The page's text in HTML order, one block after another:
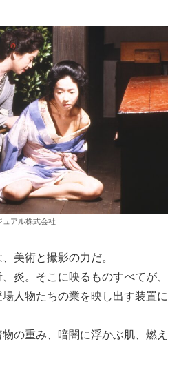
アル株式会社
美術と撮影の力だ。
炎。そこに映るものすべてが、
人物たちの業を映し出す装置に
の重み、暗闇に浮かぶ肌、燃え